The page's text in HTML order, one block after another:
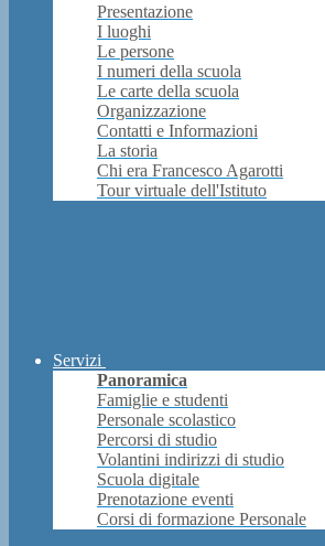
Presentazione
I luoghi
Le persone
I numeri della scuola
Le carte della scuola
Organizzazione
Contatti e Informazioni
La storia
Chi era Francesco Agarotti
Tour virtuale dell'Istituto
Servizi
Panoramica
Famiglie e studenti
Personale scolastico
Percorsi di studio
Volantini indirizzi di studio
Scuola digitale
Prenotazione eventi
Corsi di formazione Personale